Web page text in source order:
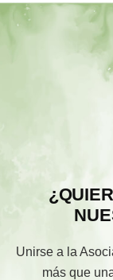
Unirse a la
más que